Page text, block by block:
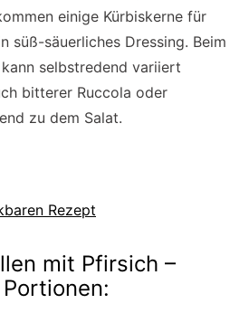
einige Kürbiskerne für
süß-säuerliches Dressing. Beim
selbstredend variiert
bitterer Ruccola oder
zu dem Salat.
Rezept
mit Pfirsich –